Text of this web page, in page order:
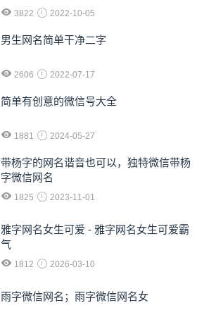
3822 2022-10-05
男生网名简单干净二字
2606 2022-07-17
简单有创意的微信号大全
1881 2024-05-27
​带杨字的网名谐音也可以，独特微信带杨
字微信网名
1825 2023-11-01
雅字网名女生可爱 - 雅字网名女生可爱霸
气
1812 2026-03-10
雨字微信网名；雨字微信网名女